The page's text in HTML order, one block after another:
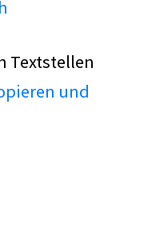
Textstellen
und